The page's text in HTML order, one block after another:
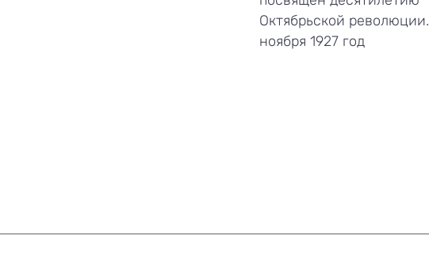
Октябрьской
ноября 1927 год